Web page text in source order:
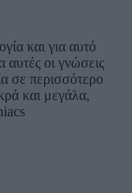
και για αυτό
οι γνώσεις
σε περισσότερο
και μεγάλα,